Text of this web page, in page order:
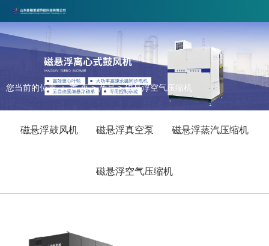
山东麦格莱威节能科技有限公司专注磁悬浮行业，欢迎合作咨询！
联系电话：17860579378 邮箱：maigelaiwei@163.com
您当前的位置 ： 首 页>产品 >磁悬浮空气压缩机
磁悬浮鼓风机 磁悬浮真空泵 磁悬浮蒸汽压缩机
磁悬浮空气压缩机